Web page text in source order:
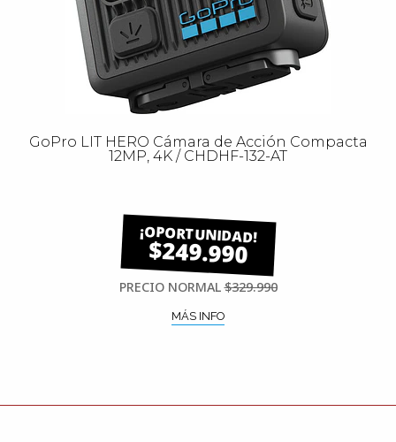
GoPro LIT HERO Cámara de Acción Compacta
12MP, 4K / CHDHF-132-AT
$249.990
PRECIO NORMAL$329.990
MÁS INFO